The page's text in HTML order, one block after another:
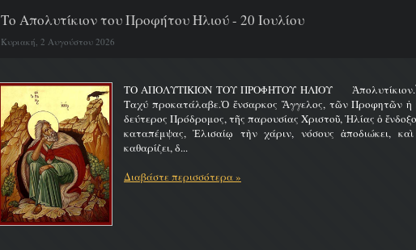
Το Απολυτίκιον του Προφήτου Ηλιού - 20 Ιουλίου
Κυριακή, 2 Αυγούστου 2026
ΤΟ ΑΠΟΛΥΤΙΚΙΟΝ ΤΟΥ ΠΡΟΦΗΤΟΥ ΗΛΙΟΥ
Ταχύ προκατάλαβε.Ὁ ἔνσαρκος Ἄγγελος, τῶν Προφητῶν ἡ
δεύτερος Πρόδρομος, τῆς παρουσίας Χριστοῦ, Ἠλίας ὁ
καταπέμψας, Ἐλισαίῳ τὴν χάριν, νόσους ἀποδιώκει,
καθαρίζει, δ...
Διαβάστε περισσότερα »